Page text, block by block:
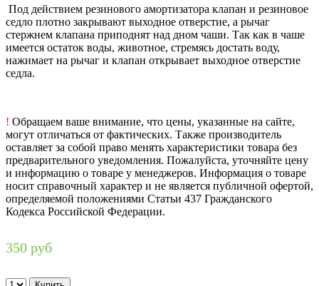
Под действием резинового амортизатора клапан и резиновое
седло плотно закрывают выходное отверстие, а рычаг
стержнем клапана приподнят над дном чаши. Так как в чаше
имеется остаток воды, животное, стремясь достать воду,
нажимает на рычаг и клапан открывает выходное отверстие
седла.
! Обращаем ваше внимание, что цены, указанные на сайте,
могут отличаться от фактических. Также производитель
оставляет за собой право менять характеристики товара без
предварительного уведомления. Пожалуйста, уточняйте цену
и информацию о товаре у менеджеров. Информация о товаре
носит справочный характер и не является публичной офертой,
определяемой положениями Статьи 437 Гражданского
Кодекса Российской Федерации.
350 руб